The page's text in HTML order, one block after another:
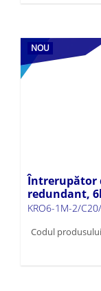
NOU
Întrerupător
redundant,
KRO6-1M-2/
Codul